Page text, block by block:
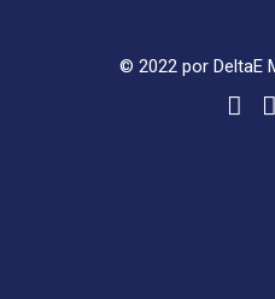
© 2022 por DeltaE